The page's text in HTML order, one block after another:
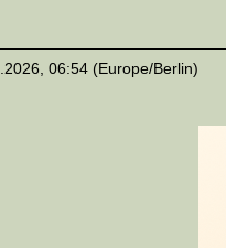
06:54 (Europe/Berlin)